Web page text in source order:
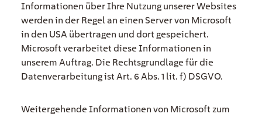
Informationen über Ihre Nutzung unserer Websites
werden in der Regel an einen Server von Microsoft
in den USA übertragen und dort gespeichert.
Microsoft verarbeitet diese Informationen in
unserem Auftrag. Die Rechtsgrundlage für die
Datenverarbeitung ist Art. 6 Abs. 1 lit. f) DSGVO.
Weitergehende Informationen von Microsoft zum